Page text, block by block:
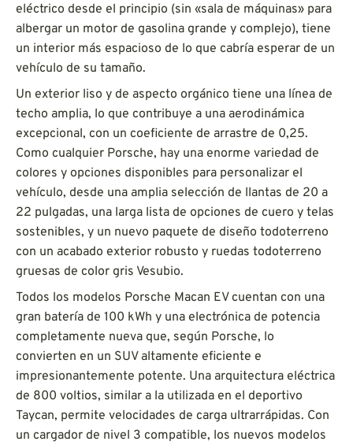
eléctrico desde el principio (sin «sala de máquinas» para
albergar un motor de gasolina grande y complejo), tiene
un interior más espacioso de lo que cabría esperar de un
vehículo de su tamaño.
Un exterior liso y de aspecto orgánico tiene una línea de
techo amplia, lo que contribuye a una aerodinámica
excepcional, con un coeficiente de arrastre de 0,25.
Como cualquier Porsche, hay una enorme variedad de
colores y opciones disponibles para personalizar el
vehículo, desde una amplia selección de llantas de 20 a
22 pulgadas, una larga lista de opciones de cuero y telas
sostenibles, y un nuevo paquete de diseño todoterreno
con un acabado exterior robusto y ruedas todoterreno
gruesas de color gris Vesubio.
Todos los modelos Porsche Macan EV cuentan con una
gran batería de 100 kWh y una electrónica de potencia
completamente nueva que, según Porsche, lo
convierten en un SUV altamente eficiente e
impresionantemente potente. Una arquitectura eléctrica
de 800 voltios, similar a la utilizada en el deportivo
Taycan, permite velocidades de carga ultrarrápidas. Con
un cargador de nivel 3 compatible, los nuevos modelos